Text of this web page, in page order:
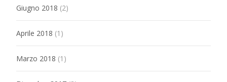
Giugno 2018 (2)
Aprile 2018 (1)
Marzo 2018 (1)